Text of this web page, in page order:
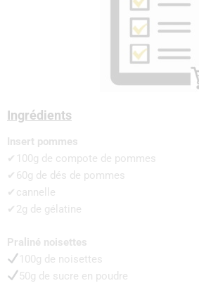
Ingrédients
Insert pommes
✔100g de compote de pommes
✔60g de dés de pommes
✔cannelle
✔2g de gélatine
Praliné noisettes
100g de noisettes
50g de sucre en poudre